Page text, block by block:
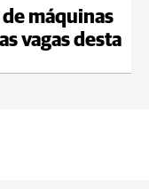
máquinas
vagas desta